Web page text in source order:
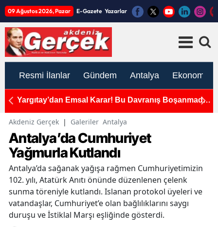
09 Ağustos 2026, Pazar E-Gazete Yazarlar
Resmi İlanlar Gündem Antalya Ekonomi
Yargıtay’dan Emsal Karar! Bu Davranış Boşanmada
Akdeniz Gerçek | Galeriler Antalya
Antalya’da Cumhuriyet
Yağmurla Kutlandı
Antalya’da sağanak yağışa rağmen Cumhuriyetimizin
102. yılı, Atatürk Anıtı önünde düzenlenen çelenk
sunma töreniyle kutlandı. Islanan protokol üyeleri ve
vatandaşlar, Cumhuriyet’e olan bağlılıklarını saygı
duruşu ve İstiklal Marşı eşliğinde gösterdi.